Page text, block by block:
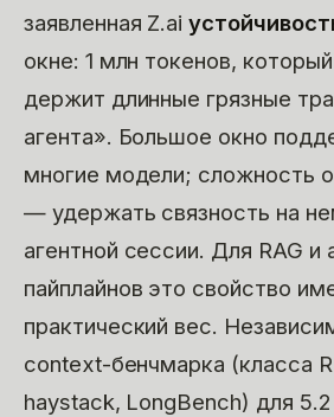
заявленная Z.ai
окне: 1 млн токенов,
держит длинные грязные
агента». Большое окно
многие модели; сложность
— удержать связность на
агентной сессии. Для RAG и
пайплайнов это свойство
практический вес.
context-бенчмарка (класса
haystack, LongBench) для